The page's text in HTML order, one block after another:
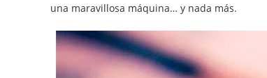
una maravillosa máquina… y nada más.